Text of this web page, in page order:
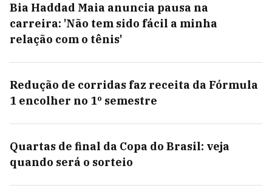
Bia Haddad Maia anuncia pausa na
carreira: 'Não tem sido fácil a minha
relação com o tênis'
Redução de corridas faz receita da Fórmula
1 encolher no 1º semestre
Quartas de final da Copa do Brasil: veja
quando será o sorteio